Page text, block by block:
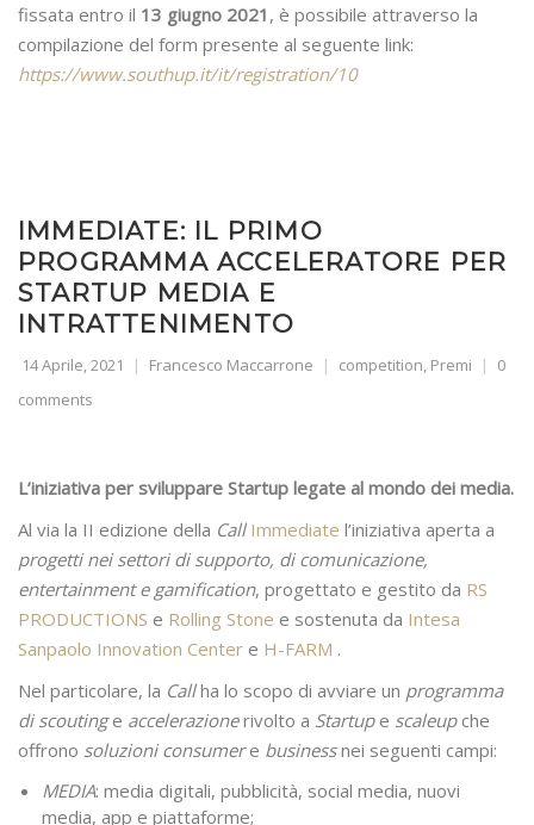
fissata entro il 13 giugno 2021 , è possibile attraverso la
compilazione del form presente al seguente link:
https://www.southup.it/it/registration/10
IMMEDIATE: IL PRIMO
PROGRAMMA ACCELERATORE PER
STARTUP MEDIA E
INTRATTENIMENTO
14 Aprile, 2021 Francesco Maccarrone competition, Premi
0
comments
L’iniziativa per sviluppare Startup legate al mondo dei media.
Al via la II edizione della Call Immediate l’iniziativa aperta a
progetti nei settori di supporto, di comunicazione,
entertainment e gamification, progettato e gestito da RS
PRODUCTIONS e Rolling Stone e sostenuta da Intesa
Sanpaolo Innovation Center e H-FARM .
Nel particolare, la Callha lo scopo di avviare un programma
di scoutinge accelerazionerivolto a Startupe scaleupche
offrono soluzioni consumere businessnei seguenti campi:
MEDIA: media digitali, pubblicità, social media, nuovi
media, app e piattaforme;